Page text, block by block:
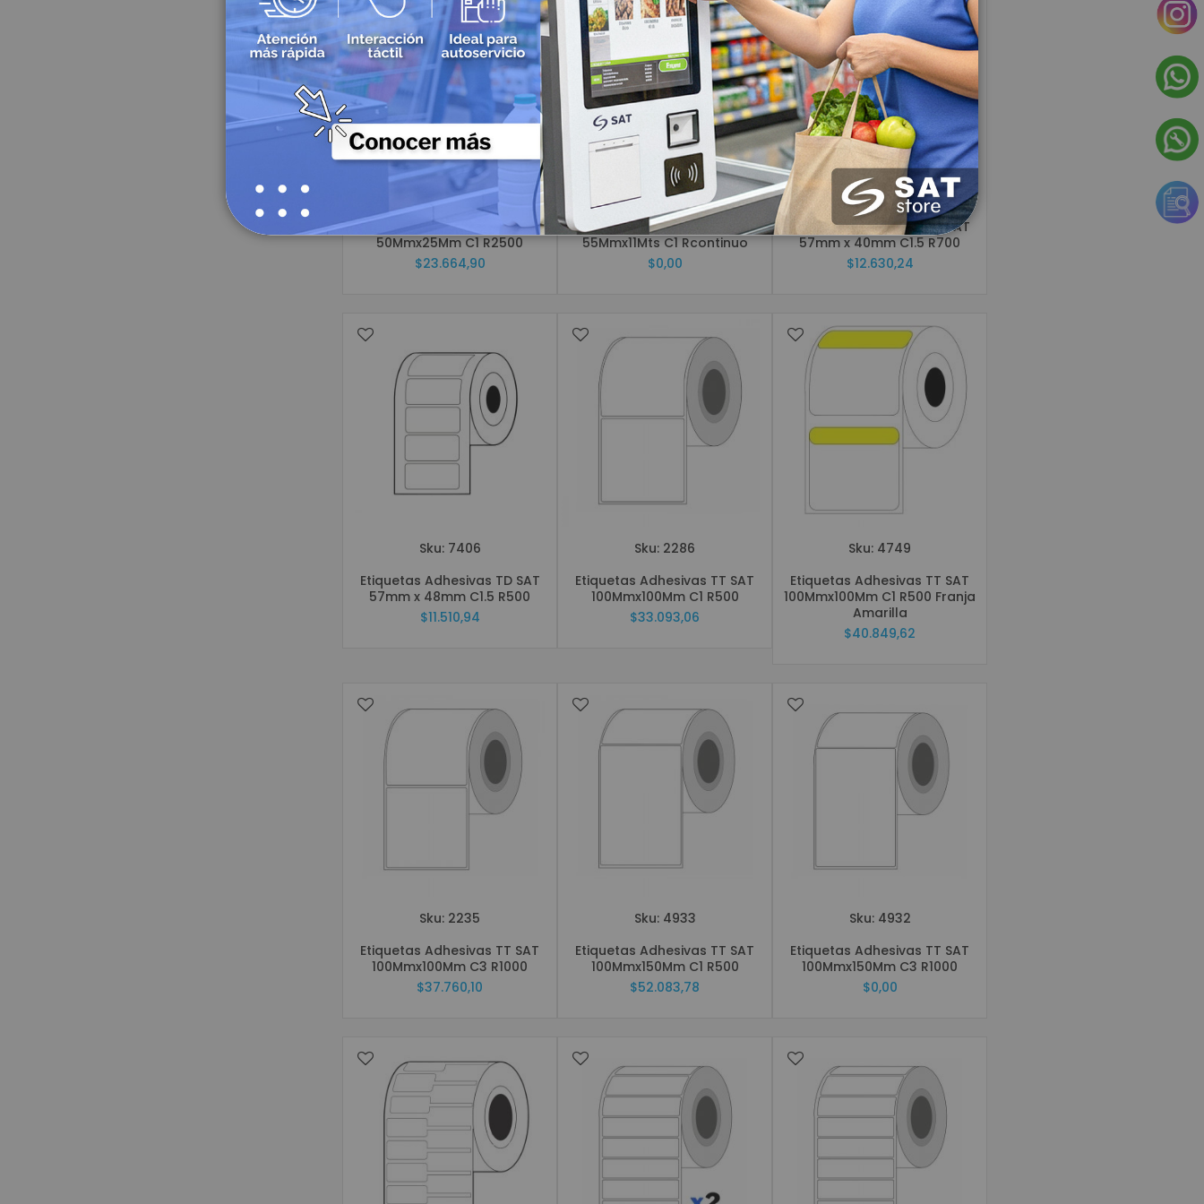
Impresoras de etiquetas industriales
Impresoras de etiquetas semi industriales
Impresoras para Manillas
Accesorios para Impresoras de Etiquetas
Cableado y Conectividad
Cableado Estructurado
Cable UTP Categoría 5
Patch Cord
Cable UTP Categoría 6
Cable UTP Categoría 7
Conectividad Inalámbrica
Switch
Cables Multimedia
Fibra Optica
Señalización Digital Interactiva
Software para punto de venta (POS)
Consumo
Diademas
Aros de Luz
Discos Duros
Monitores
Impresoras
Tabletas Graficas
Productos en Remate
SeÃ±alización Digital Interactiva
Sku: 2272
Etiquetas Adhesivas TD SAT
50Mmx25Mm C1 R2500
$23.664,90
Sku: 4477
Etiquetas Adhesivas TD SAT
55Mmx11Mts C1 Rcontinuo
$0,00
Sku: 5903
Etiquetas Adhesivas TD SAT
57mm x 40mm C1.5 R700
$12.630,24
Sku: 7406
Etiquetas Adhesivas TD SAT
57mm x 48mm C1.5 R500
$11.510,94
Sku: 2286
Etiquetas Adhesivas TT SAT
100Mmx100Mm C1 R500
$33.093,06
Sku: 4749
Etiquetas Adhesivas TT SAT
100Mmx100Mm C1 R500 Franja
Amarilla
$40.849,62
Sku: 2235
Etiquetas Adhesivas TT SAT
100Mmx100Mm C3 R1000
$37.760,10
Sku: 4933
Etiquetas Adhesivas TT SAT
100Mmx150Mm C1 R500
$52.083,78
Sku: 4932
Etiquetas Adhesivas TT SAT
100Mmx150Mm C3 R1000
$0,00